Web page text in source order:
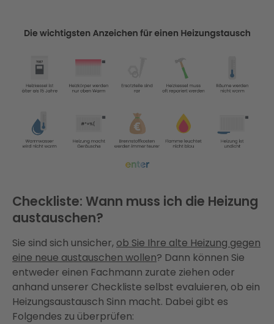
Checkliste: Wann muss ich die Heizung
austauschen?
Sie sind sich unsicher, ob Sie Ihre alte Heizung gegen
eine neue austauschen wollen? Dann können Sie
entweder einen Fachmann zurate ziehen oder
anhand unserer Checkliste selbst evaluieren, ob ein
Heizungsaustausch Sinn macht. Dabei gibt es
Folgendes zu überprüfen: